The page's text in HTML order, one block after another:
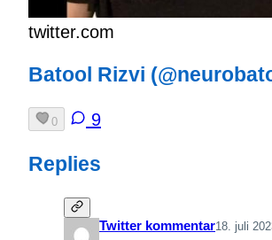
twitter.com
Batool Rizvi
0 9
Replies
Twitter kommentar18. juli